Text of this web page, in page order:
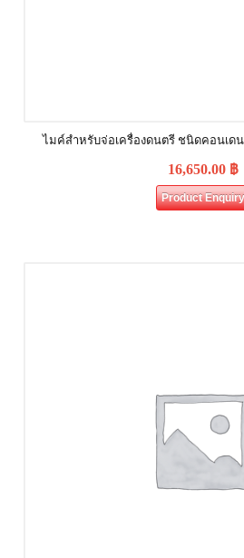
ไมค์สำหรับจ่อเครื่องดนตรี ชนิดคอนเดน
16,650.00 ฿
Product Enquiry